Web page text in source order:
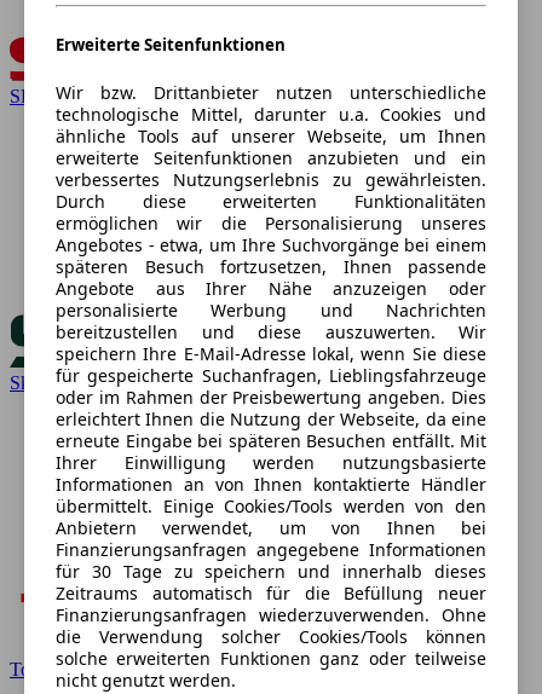
SEAT
Skoda
Toyota
Erweiterte Seitenfunktionen
Wir bzw. Drittanbieter nutzen unterschiedliche
technologische Mittel, darunter u.a. Cookies und
ähnliche Tools auf unserer Webseite, um Ihnen
erweiterte Seitenfunktionen anzubieten und ein
verbessertes Nutzungserlebnis zu gewährleisten.
Durch diese erweiterten Funktionalitäten
ermöglichen wir die Personalisierung unseres
Angebotes - etwa, um Ihre Suchvorgänge bei einem
späteren Besuch fortzusetzen, Ihnen passende
Angebote aus Ihrer Nähe anzuzeigen oder
personalisierte Werbung und Nachrichten
bereitzustellen und diese auszuwerten. Wir
speichern Ihre E-Mail-Adresse lokal, wenn Sie diese
für gespeicherte Suchanfragen, Lieblingsfahrzeuge
oder im Rahmen der Preisbewertung angeben. Dies
erleichtert Ihnen die Nutzung der Webseite, da eine
erneute Eingabe bei späteren Besuchen entfällt. Mit
Ihrer Einwilligung werden nutzungsbasierte
Informationen an von Ihnen kontaktierte Händler
übermittelt. Einige Cookies/Tools werden von den
Anbietern verwendet, um von Ihnen bei
Finanzierungsanfragen angegebene Informationen
für 30 Tage zu speichern und innerhalb dieses
Zeitraums automatisch für die Befüllung neuer
Finanzierungsanfragen wiederzuverwenden. Ohne
die Verwendung solcher Cookies/Tools können
solche erweiterten Funktionen ganz oder teilweise
nicht genutzt werden.